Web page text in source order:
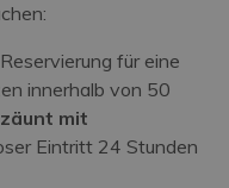
für eine
innerhalb von 50
mit
Eintritt 24 Stunden